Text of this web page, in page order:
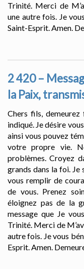
Trinité. Merci de
une autre fois. Je
Saint-Esprit. Amen.
2 420 –
la Paix,
Chers fils,
indiqué. Je désire
ainsi vous pouvez
votre propre vie.
problèmes. Croyez
grands dans la foi.
vous remplir de
de vous. Prenez
éloignez pas de la
message que Je
Trinité. Merci de
autre fois. Je vous
Esprit. Amen.